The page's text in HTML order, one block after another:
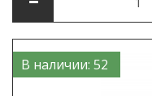
В наличии: 52